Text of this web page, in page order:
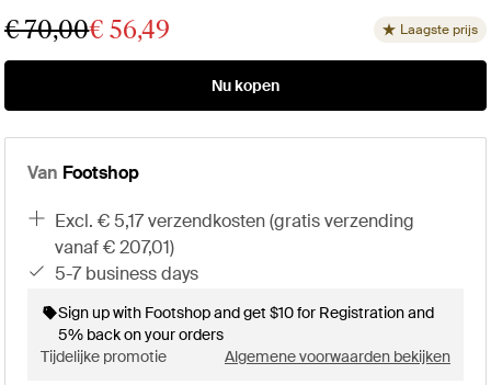
€ 70,00€ 56,49 Laagste prijs
Nu kopen
Van Footshop
excl. € 5,17 verzendkosten (gratis verzending
vanaf € 207,01)
5-7 business days
Sign up with Footshop and get $10 for Registration and
5% back on your orders
Tijdelijke promotie
Algemene voorwaarden bekijken